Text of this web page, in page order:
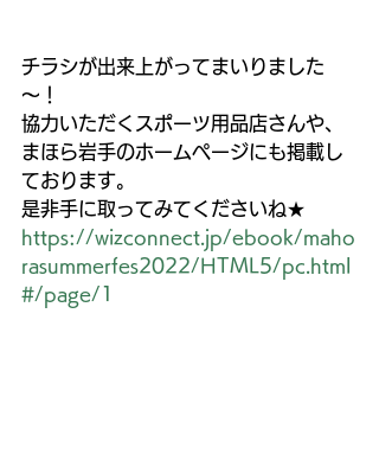
チラシが出来上がってまいりました
～！
協力いただくスポーツ用品店さんや、
まほら岩手のホームページにも掲載し
ております。
是非手に取ってみてくださいね★
https://wizconnect.jp/ebook/maho
rasummerfes2022/HTML5/pc.html
#/page/1